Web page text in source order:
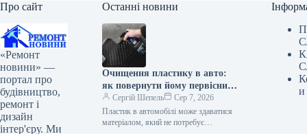
Про сайт
«Ремонт
новини» —
портал про
будівництво,
ремонт і
дизайн
інтер'єру. Ми
Останні новини
Очищення пластику в авто:
як повернути йому первісний
вигляд
Сергій Шепель
Сер 7, 2026
Пластик в автомобілі може здаватися
матеріалом, який не потребує
и